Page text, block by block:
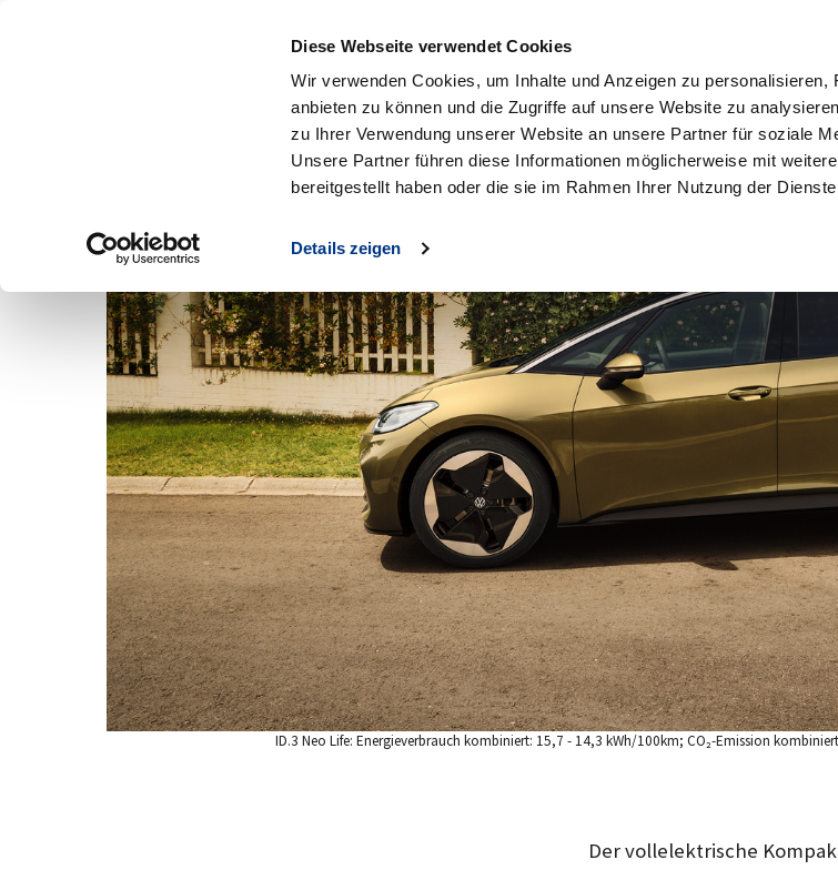
Diese Webseite verwendet Cookies
Wir verwenden Cookies, um Inhalte und Anzeigen zu personalisieren,
anbieten zu können und die Zugriffe auf unsere Website zu
zu Ihrer Verwendung unserer Website an unsere Partner für soziale
Unsere Partner führen diese Informationen möglicherweise mit
bereitgestellt haben oder die sie im Rahmen Ihrer Nutzung der
Details zeigen
Angebote
Der ID.3 NEO
Komplett elektrisch. Vielseitig. Voller
ID.3 Neo Life: Energieverbrauch kombiniert: 15,7 - 14,3 kWh/100km; CO₂-Emission
Der vollelektrische